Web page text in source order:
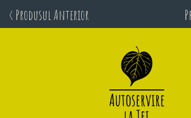
< Produsul Anterior